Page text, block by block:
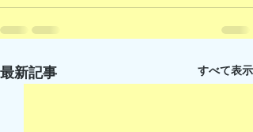
最新記事 すべて表示